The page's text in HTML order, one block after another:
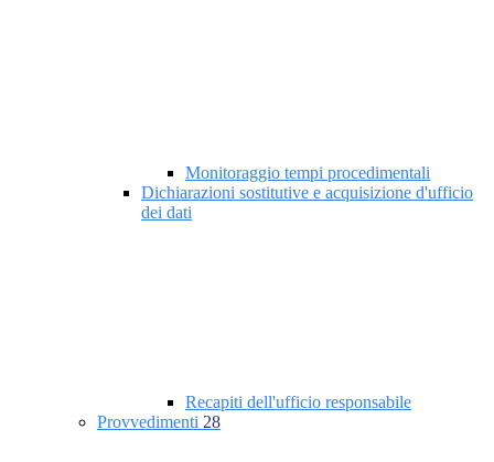
Monitoraggio tempi procedimentali
Dichiarazioni sostitutive e acquisizione d'ufficio
dei dati
Recapiti dell'ufficio responsabile
Provvedimenti 28